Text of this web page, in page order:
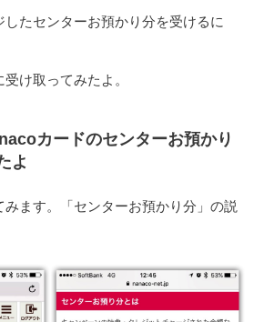
たセンターお預かり分を受けるに
け取ってみたよ。
カードのセンターお預かり
よ
ます。「センターお預かり分」の説